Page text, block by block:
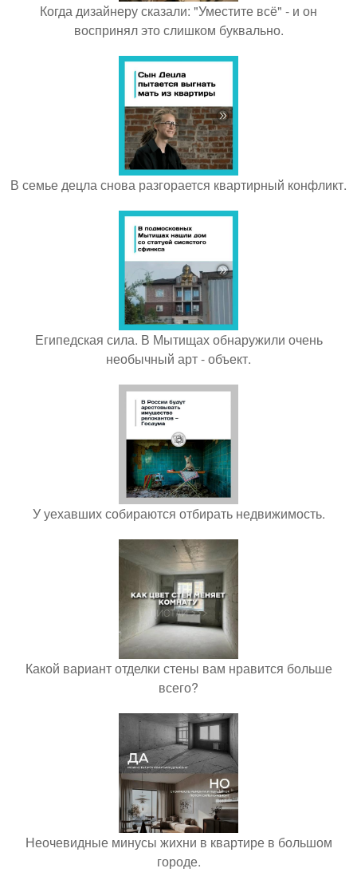
Когда дизайнеру сказали: "Уместите всё" - и он
воспринял это слишком буквально.
В семье децла снова разгорается квартирный конфликт.
Египедская сила. В Мытищах обнаружили очень
необычный арт - объект.
У уехавших собираются отбирать недвижимость.
Какой вариант отделки стены вам нравится больше
всего?
Неочевидные минусы жихни в квартире в большом
городе.